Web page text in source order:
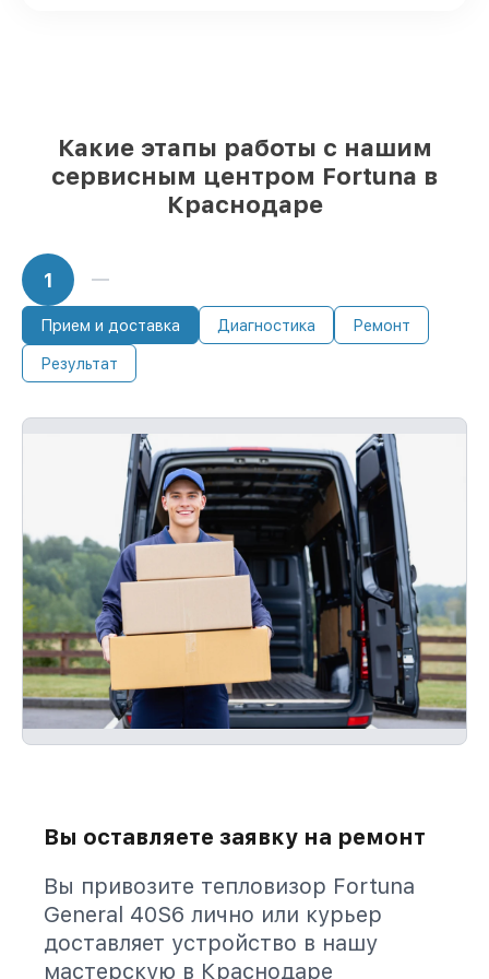
Какие этапы работы с нашим
сервисным центром Fortuna в
Краснодаре
1
Прием и доставка Диагностика Ремонт
Результат
Вы оставляете заявку на ремонт
Вы привозите тепловизор Fortuna
General 40S6 лично или курьер
доставляет устройство в нашу
мастерскую в Краснодаре